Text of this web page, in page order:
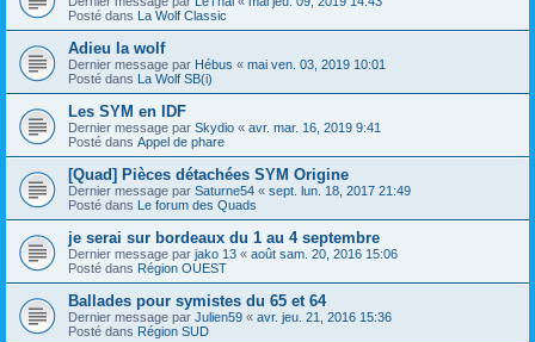
Posté dans La Wolf Classic
Adieu la wolf
Dernier message par Hébus « mai ven. 03, 2019 10:01
Posté dans La Wolf SB(i)
Les SYM en IDF
Dernier message par Skydio « avr. mar. 16, 2019 9:41
Posté dans Appel de phare
[Quad] Pièces détachées SYM Origine
Dernier message par Saturne54 « sept. lun. 18, 2017 21:49
Posté dans Le forum des Quads
je serai sur bordeaux du 1 au 4 septembre
Dernier message par jako 13 « août sam. 20, 2016 15:06
Posté dans Région OUEST
Ballades pour symistes du 65 et 64
Dernier message par Julien59 « avr. jeu. 21, 2016 15:36
Posté dans Région SUD